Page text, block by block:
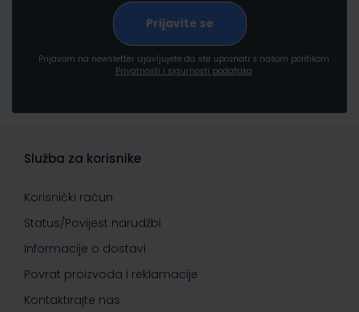
Prijavom na newsletter izjavljujete da ste upoznati s našom politikom
Privatnosti i sigurnosti podataka
Služba za korisnike
Korisnički račun
Status/Povijest narudžbi
Informacije o dostavi
Povrat proizvoda i reklamacije
Kontaktirajte nas